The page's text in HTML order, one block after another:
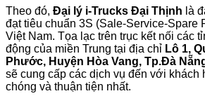
Theo đó, Đại lý i-Trucks Đại Thịnh là
đạt tiêu chuẩn 3S (Sale-Service-Spare
Việt Nam. Tọa lạc trên trục kết nối các
động của miền Trung tại địa chỉ Lô 1,
Phước, Huyện Hòa Vang, Tp.Đà
sẽ cung cấp các dịch vụ đến với khách
chóng và thuận tiện nhất.